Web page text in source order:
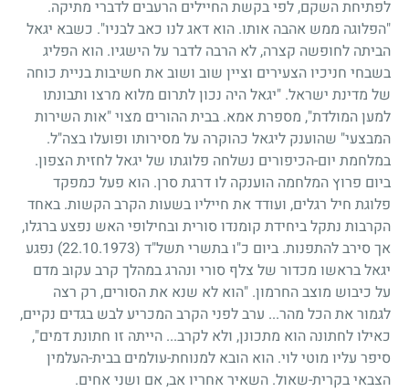
לפתיחת השקם, לפי בקשת החיילים הרעבים לדברי מתיקה.
"הפלוגה ממש אהבה אותו. הוא דאג לנו כאב לבניו". כשבא יגאל
הביתה לחופשה קצרה, לא הרבה לדבר על הישגיו. הוא הפליג
בשבחי חניכיו הצעירים וציין שוב ושוב את חשיבות בניית כוחה
של מדינת ישראל. "יגאל היה נכון לתרום מלוא מרצו ותבונתו
למען המולדת", מספרת אמא. בבית ההורים מצוי "אות השירות
המבצעי" שהוענק ליגאל כהוקרה על מסירותו ופועלו בצה"ל.
במלחמת יום-הכיפורים נשלחה פלוגתו של יגאל לחזית הצפון.
ביום פרוץ המלחמה הוענקה לו דרגת סרן. הוא פעל כמפקד
פלוגת חיל רגלים, ועודד את חייליו בשעות הקרב הקשות. באחד
הקרבות נתקל ביחידת קומנדו סורית ובחילופי האש נפצע ברגלו,
אך סירב להתפנות. ביום כ"ו בתשרי תשל"ד (22.10.1973)
נפגע
יגאל בראשו מכדור של צלף סורי ונהרג במהלך קרב עקוב מדם
על כיבוש מוצב החרמון. "הוא לא שנא את הסורים, רק רצה
לגמור את הכל מהר... ערב לפני הקרב המכריע לבש בגדים נקיים,
כאילו לחתונה הוא מתכונן, ולא לקרב... הייתה זו חתונת דמים",
סיפר עליו מוטי לוי. הוא הובא למנוחת-עולמים בבית-העלמין
הצבאי בקרית-שאול. השאיר אחריו אב, אם ושני אחים.